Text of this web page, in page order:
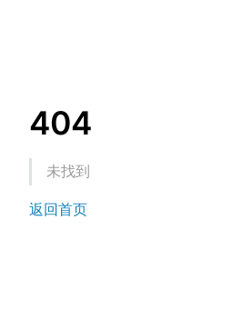
404
未找到
返回首页